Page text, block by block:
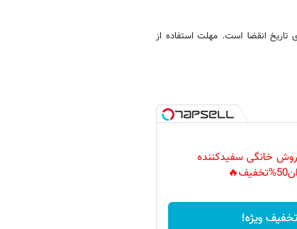
تاریخ انقضا است. مهلت استفاده از
روش خانگی سفیدکننده
تخفیف ویژه!